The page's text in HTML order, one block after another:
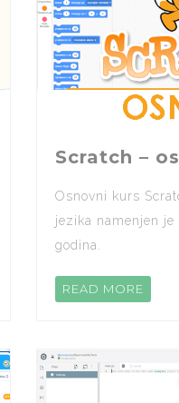
Scratch –
Osnovni kurs
jezika namenjen je
godina.
READ MORE